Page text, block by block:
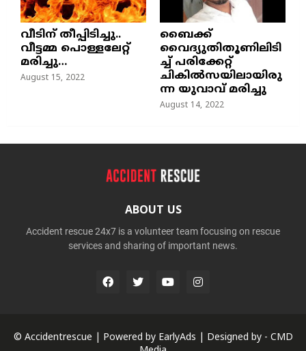
വീടിന് തീപ്പിടിച്ചു..
വീട്ടമ്മ പൊള്ളലേറ്റ്
മരിച്ചു…
August 15, 2022
ബൈക്ക്
വൈദ്യുതിതൂണിലിടി
ച്ച്‌ പരിക്കേറ്റ്
ചികില്‍സയിലായിരു
ന്ന യുവാവ് മരിച്ചു
August 14, 2022
ABOUT US
Accident rescue 24x7 is a volunteer team focusing on rescue
services and sharing of important news.
© Accidentrescue | Powered by EarlyAds | Designed by - CMD